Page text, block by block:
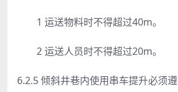
1 运送物料时不得超过40m。
2 运送人员时不得超过20m。
6.2.5 倾斜井巷内使用串车提升必须